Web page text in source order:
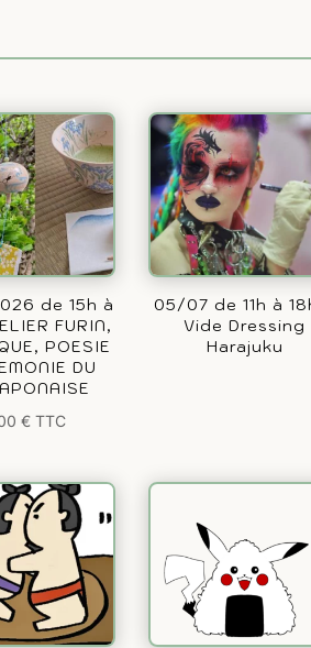
de 15h à
FURIN,
POESIE
DU
€ TTC
05/07 de 11h à
Vide Dressing
Harajuku